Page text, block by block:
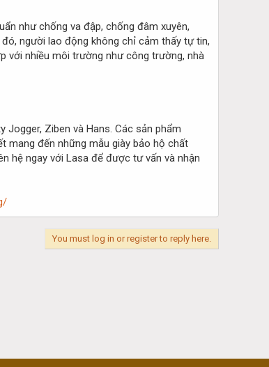
như chống va đập, chống đâm xuyên,
người lao động không chỉ cảm thấy tự tin,
với nhiều môi trường như công trường, nhà
Ziben và Hans. Các sản phẩm
mang đến những mẫu giày bảo hộ chất
hệ ngay với Lasa để được tư vấn và nhận
You must log in or register to reply here.